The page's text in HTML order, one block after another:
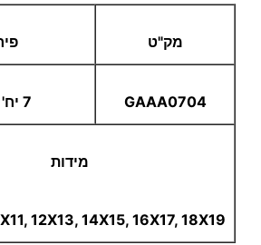
מק"ט
GAAA0704 7 יח' בסט
מידות